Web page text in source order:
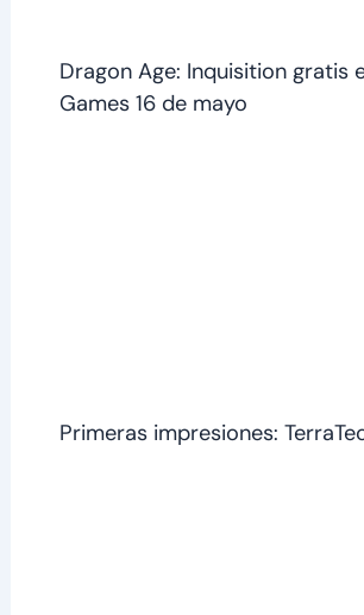
Dragon Age: Inquisition gratis
Games 16 de mayo
Primeras impresiones: